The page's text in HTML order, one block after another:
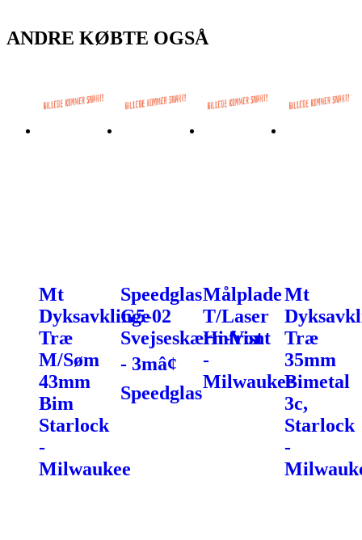
ANDRE KØBTE OGSÅ
Mt
Dyksavklinge
Træ
M/Søm
43mm
Bim
Starlock
-
Milwaukee
Speedglas
G5-02
Svejseskærmfront
- 3mâ¢
Speedglas
Målplade
T/Laser
Hi-Vist
-
Milwaukee
Mt
Træ
35mm
Bimetal
3c,
Starlock
-